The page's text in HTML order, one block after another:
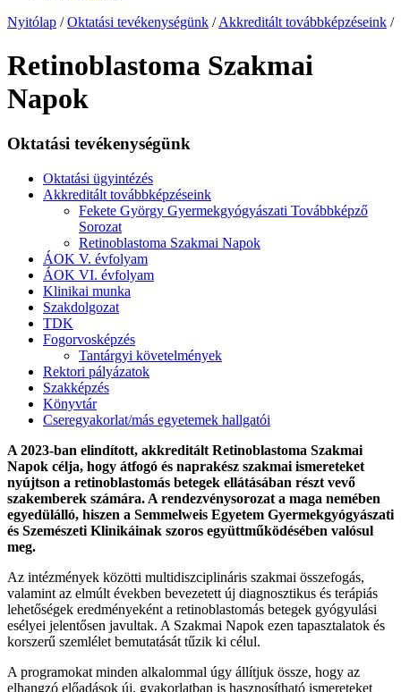
Nyitólap / Oktatási tevékenységünk / Akkreditált továbbképzéseink /
Retinoblastoma Szakmai
Napok
Oktatási tevékenységünk
Oktatási ügyintézés
Akkreditált továbbképzéseink
Fekete György Gyermekgyógyászati Továbbképző
Sorozat
Retinoblastoma Szakmai Napok
ÁOK V. évfolyam
ÁOK VI. évfolyam
Klinikai munka
Szakdolgozat
TDK
Fogorvosképzés
Tantárgyi követelmények
Rektori pályázatok
Szakképzés
Könyvtár
Cseregyakorlat/más egyetemek hallgatói
A 2023-ban elindított, akkreditált Retinoblastoma Szakmai
Napok célja, hogy átfogó és naprakész szakmai ismereteket
nyújtson a retinoblastomás betegek ellátásában részt vevő
szakemberek számára. A rendezvénysorozat a maga nemében
egyedülálló, hiszen a Semmelweis Egyetem Gyermekgyógyászati
és Szemészeti Klinikáinak szoros együttműködésében valósul
meg.
Az intézmények közötti multidiszciplináris szakmai összefogás,
valamint az elmúlt években bevezetett új diagnosztikus és terápiás
lehetőségek eredményeként a retinoblastomás betegek gyógyulási
esélyei jelentősen javultak. A Szakmai Napok ezen tapasztalatok és
korszerű szemlélet bemutatását tűzik ki célul.
A programokat minden alkalommal úgy állítjuk össze, hogy az
elhangzó előadások új, gyakorlatban is hasznosítható ismereteket